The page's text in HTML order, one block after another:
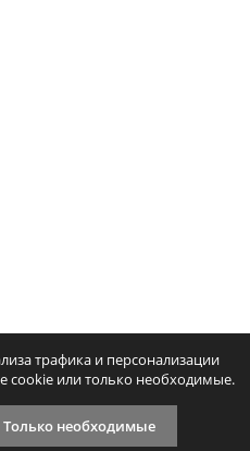
трафика и персонализации
cookie или только необходимые.
Только необходимые